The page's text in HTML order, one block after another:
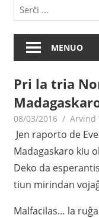
MENUO
Pri la tria
08/03/2016 Arvind
Jen raporto de
Madagaskaro kiu
Deko da
tiun mirindan
Malfacilas… la